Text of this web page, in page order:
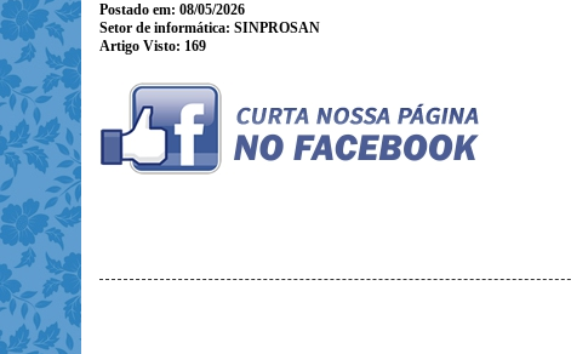
Postado em: 08/05/2026
Setor de informática: SINPROSAN
Artigo Visto: 169